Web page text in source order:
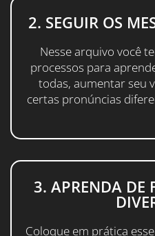
2. SEGUIR OS
Nesse arquivo você
processos para
todas, aumentar seu
certas pronúncias
3. APRENDA DE
Coloque em prática